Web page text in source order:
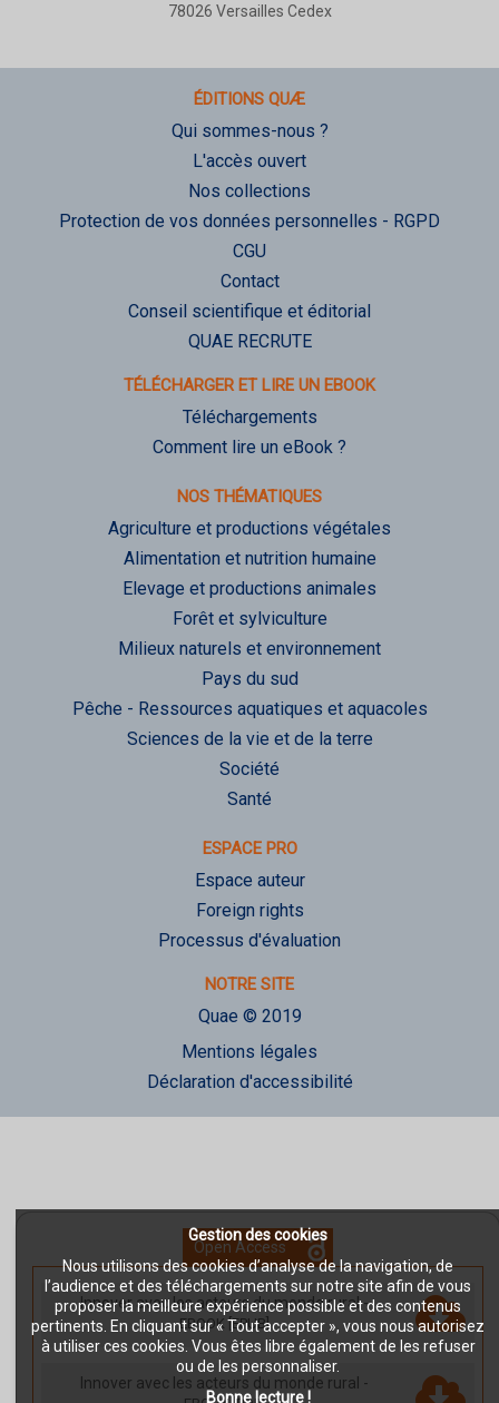
Gestion des cookies
Nous utilisons des cookies d’analyse de la navigation, de
l’audience et des téléchargements sur notre site afin de vous
proposer la meilleure expérience possible et des contenus
pertinents. En cliquant sur « Tout accepter », vous nous autorisez
à utiliser ces cookies. Vous êtes libre également de les refuser
ou de les personnaliser.
Bonne lecture !
Open Access
Innover avec les acteurs du monde rural-
EBOOK [EPUB]
Innover avec les acteurs du monde rural -
78026 Versailles Cedex
ÉDITIONS QUÆ
Qui sommes-nous ?
L'accès ouvert
Nos collections
Protection de vos données personnelles - RGPD
CGU
Contact
Conseil scientifique et éditorial
QUAE RECRUTE
TÉLÉCHARGER ET LIRE UN EBOOK
Téléchargements
Comment lire un eBook ?
NOS THÉMATIQUES
Agriculture et productions végétales
Alimentation et nutrition humaine
Elevage et productions animales
Forêt et sylviculture
Milieux naturels et environnement
Pays du sud
Pêche - Ressources aquatiques et aquacoles
Sciences de la vie et de la terre
Société
Santé
ESPACE PRO
Espace auteur
Foreign rights
Processus d'évaluation
NOTRE SITE
Quae © 2019
Mentions légales
Déclaration d'accessibilité